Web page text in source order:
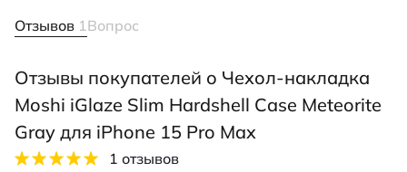
Отзывов 1 Вопрос
Отзывы покупателей о Чехол-накладка
Moshi iGlaze Slim Hardshell Case Meteorite
Gray для iPhone 15 Pro Max
1 отзывов